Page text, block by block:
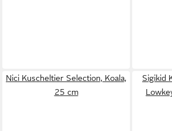
Nici Kuscheltier Selection, Koala,
25 cm
Sigikid